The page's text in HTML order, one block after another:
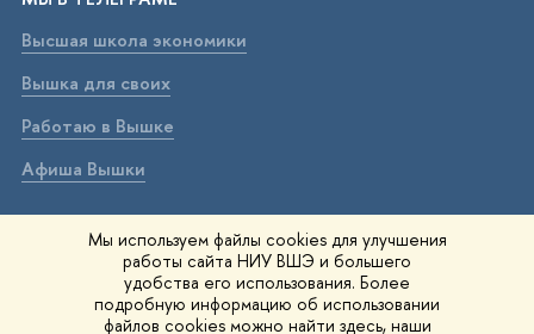
Мы используем файлы cookies для улучшения
работы сайта НИУ ВШЭ и большего
удобства его использования. Более
подробную информацию об использовании
файлов cookies можно найти здесь, наши
Высшая школа экономики
Вышка для своих
Работаю в Вышке
Афиша Вышки
ВЫШКА В МАХ
Высшая школа экономики
Вышка для своих